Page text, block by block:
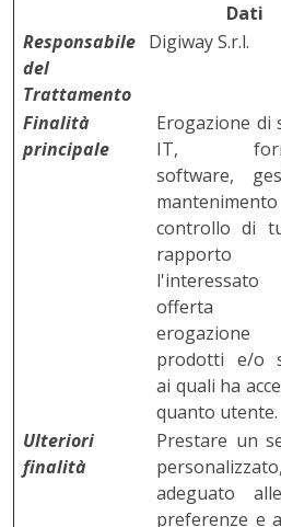
Dati
Responsabile
del
Trattamento
Digiway S.r.l.
Finalità
principale
Erogazione di
IT,
software,
controllo di
rapporto
offerta
prodotti e/o
ai quali ha
quanto utente.
Ulteriori
finalità
Prestare un
personalizzato,
adeguato
preferenze e